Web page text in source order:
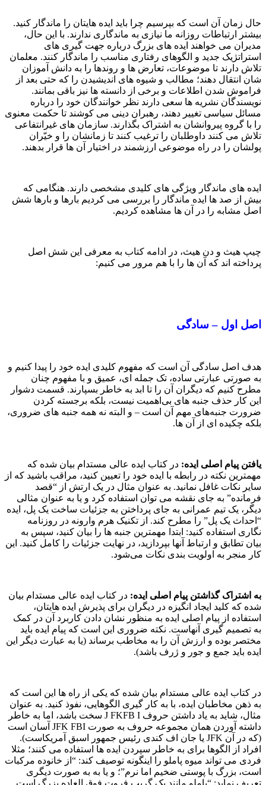
حال زمان آن است که بپرسیم چرا باید ایده هایتان را ماندگار کنید.
بیشتر ارتباطات روزانه ما نیازی به ماندگاری ندارند. با این حال،
مدیران می خواهند ایده های بزرگ درباره جهت گیری های
استراتژیک جدید و الگوهای رفتاری مناسب را ماندگار کنند. معلمان
تلاش دارند تا موضوعات، تعارض ها و روندها را به دانش آموزان
شان انتقال دهند؛ مطالب و شیوه های اندیشیدن را که حتی بعد از
فراموش شدن اطلاعات و برخی از دانسته ها نیز باقی بمانند.
نویسندگان نشریه ها سعی دارند نظر خوانندگان خود را درباره
مسائل سیاسی تغییر دهند، رهبران دینی می کوشند تا حکمت معنوی
را با گروه پیروانشان به اشتراک بگذارند. سازمان های غیرانتفاعی
تلاش می کنند داوطلبان را ترغیب کنند تا زمانشان را و خیّران
پولشان را در راه موضوعی ارزشمند در اختیار آن ها قرار بدهند.
ایده های ماندگار ویژگی های کلیدی مشخصی دارند. هنگامی که
بیش از صد ها ایده ماندگار را بررسی می کردیم بارها و بارها شش
اصل مشابه را در آن ها مشاهده کردیم.
چیپ هیث و دن هیث، در ادامه کتاب به معرفی این شش اصل
پرداخته اند که آن ها را با هم مرور می کنیم:
اصل اول – سادگی
هدف اصل سادگی آن است که مفهوم کلیدی ایده خود را پیدا کنیم و
به صورتی عبارتی ساده، تک جمله ای، عمیق و با مفهوم چنان
مطرح کنیم که دیگران آن را تا ابد به خاطر بسپارند. قسمت دشوار
این کار حذف جنبه های بی‌اهمیت نیست، بلکه برجسته کردن
ضرورت جنبه‌های مهم آن است – و البته نه همه جنبه های ضروری،
بلکه چکیده ای از آن ها.
یافتن پیام اصلی ایده: در کتاب ایده عالی مستدام بیان شده که
مهمترین نکته در رابطه با ایده خود را تعیین کنید، مراقب باشید که از
سایر نکات غافل نمانید. به عنوان مثال در یک ارتش از “قصد
فرمانده” به جای نقشه می توان استفاده کرد و یا به عنوان مثالی
دیگر، یک تیم عمرانی به جای پرداختن به جزئیات ساخت یک پل، ایده
“احداث یک پل” را مطرح کند. از تکنیک هرم وارونه در روزنامه
نگاری استفاده کنید: ابتدا مهمترین جنبه ها را بیان کنید، سپس به
بیان تطابق و ارتباط آنها بپردازید، در نهایت جزئیات را کامل کنید. این
کار منجر به اولویت بندی نکات می‌شود.
به اشتراک گذاشتن پیام اصلی ایده: در کتاب ایده عالی مستدام بیان
شده که کلید ایجاد انگیزه در دیگران برای پذیرش ایده هایتان،
استفاده از پیام اصلی ایده به منظور نشان دادن کاربرد آن در کمک
به تصمیم گیری آنهاست. نکته ضروری این است که پیام ایده باید
مختصر بوده و ارزش آن را به مخاطب برساند (یا به عبارت دیگر این
ایده باید جمع و جور و ژرف باشد).
در کتاب ایده عالی مستدام بیان شده که یکی از راه ها این است که
به ذهن مخاطبان ایده، با به کار گیری الگوهایی، نفوذ کنید. به عنوان
مثال، شاید به یاد داشتن حروف J FKFB I سخت باشد، اما به خاطر
داشته آوردن همان مجموعه حروف به صورت JFK FBI آسان است
(که در آن JFK یا جان اف کندی رئیس جمهور اسبق آمریکاست).
افراد از الگوها برای به خاطر سپردن ایده ها استفاده می کنند؛ مثلا
فردی می تواند میوه پاملو را اینگونه توصیف کند: “از خانوده مرکبات
است، بزرگ با پوستی ضخیم اما نرم”؛ و یا به به صورت دیگری
تعریف نماید: “پاملو مانند یک گریپ فروت فوق العاده بزرگ است